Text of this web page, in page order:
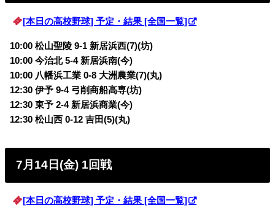
[本日の高校野球] 予定・結果 [全国一覧]
10:00 松山聖陵 9-1 新居浜西(7)(坊)
10:00 今治北 5-4 新居浜南(今)
10:00 八幡浜工業 0-8 大洲農業(7)(丸)
12:30 伊予 9-4 弓削商船高専(坊)
12:30 東予 2-4 新居浜商業(今)
12:30 松山西 0-12 吉田(5)(丸)
7月14日(金) 1回戦
[本日の高校野球] 予定・結果 [全国一覧]